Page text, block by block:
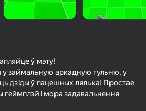
у якія гуляюць
Удар
58 61
ў мэту!
займальную аркадную гульню, у
дзіды ў пацешных лялька! Простае
геймплэй і мора задавальнення